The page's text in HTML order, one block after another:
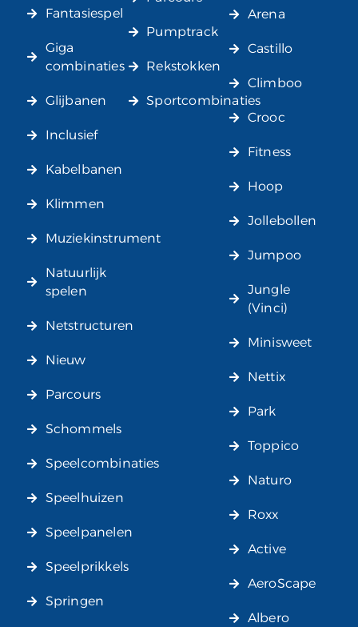
Fantasiespel
Giga
combinaties
Glijbanen
Inclusief
Kabelbanen
Klimmen
Muziekinstrument
Natuurlijk
spelen
Netstructuren
Nieuw
Parcours
Schommels
Speelcombinaties
Speelhuizen
Speelpanelen
Speelprikkels
Springen
Pumptrack
Rekstokken
Sportcombinaties
Arena
Castillo
Climboo
Crooc
Fitness
Hoop
Jollebollen
Jumpoo
Jungle
(Vinci)
Minisweet
Nettix
Park
Toppico
Naturo
Roxx
Active
AeroScape
Albero